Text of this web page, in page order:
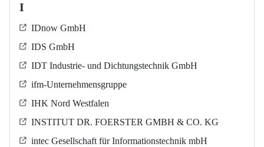
I
IDnow GmbH
IDS GmbH
IDT Industrie- und Dichtungstechnik GmbH
ifm-Unternehmensgruppe
IHK Nord Westfalen
INSTITUT DR. FOERSTER GMBH & CO. KG
intec Gesellschaft für Informationstechnik mbH